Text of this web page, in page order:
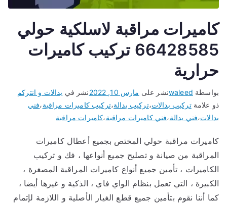
كاميرات مراقبة لاسلكية حولي
66428585 تركيب كاميرات
حرارية
بواسطة waleedنشر على مارس 10, 2022 نشر في بدالات و انتركم
ذو علامةتركيب بدالات،تركيب بدالة،تركيب كاميرات مراقبة،فني
بدالات،فني بدالة،فني كاميرات مراقبة،كاميرات مراقبة
كاميرات مراقبة حولي المختص بجميع أعطال كاميرات
المراقبة من صيانة و تصليح جميع أنواعها ، فك و تركيب
الكاميرات ، تأمين جميع أنواع كاميرات المراقبة المصغرة ،
الكبيرة ، التي تعمل بنظام الواي فاي ، الذكية و غيرها أيضا ،
كما أننا نقوم بتأمين جميع قطع الغيار الأصلية و اللازمة لإتمام